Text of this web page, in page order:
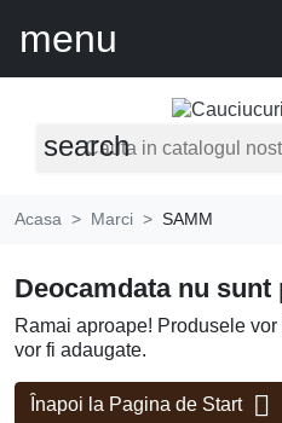
menu
search
Acasa Marci SAMM
Deocamdata nu
Ramai aproape! Produsele
vor fi adaugate.
Înapoi la Pagina de Start 